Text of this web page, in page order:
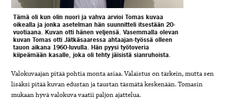
Tämä oli kun olin nuori ja vahva arvioi Tomas kuvaa
oikealla ja jonka asetelman hän suunnitteli itsestään 20-
vuotiaana. Kuvan otti hänen veljensä. Vasemmalla olevan
kuvan Tomas otti Jätkäsaaressa ahtaajan-työssä olleen
tauon aikana 1960-luvulla. Hän pyysi työtoveria
kiipeämään kasalle, joka oli tehty jäisistä sianruhoista.
Valokuvaajan pitää pohtia monta asiaa. Valaistus on tärkein, mutta sen
lisäksi pitää kuvan edustan ja taustan täsmätä keskenään. Tomasin
mukaan hyvä valokuva vaatii paljon ajattelua.